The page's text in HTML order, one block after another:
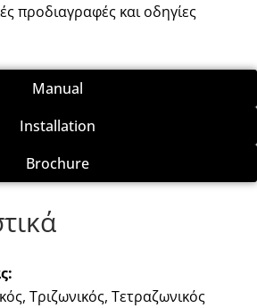
προδιαγραφές και οδηγίες
Manual
Installation
Brochure
Τριζωνικός, Τετραζωνικός